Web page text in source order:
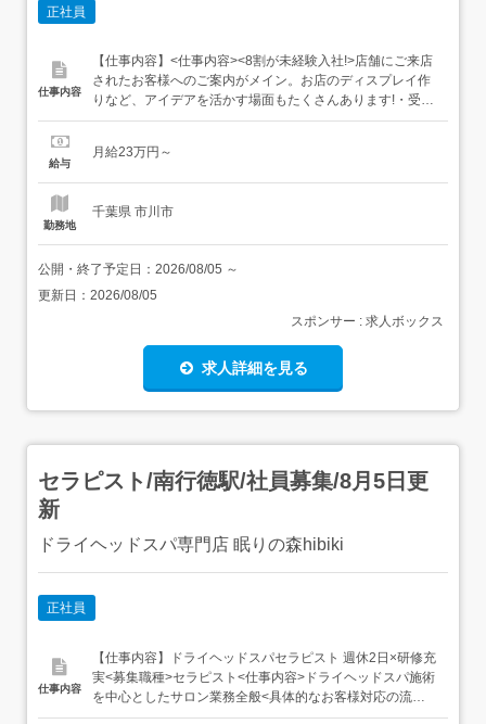
正社員
仕事内容
【仕事内容】<仕事内容><8割が未経験入社!>店舗にご来店
されたお客様へのご案内がメイン。お店のディスプレイ作
りなど、アイデアを活かす場面もたくさんあります!・受
付、接客・お客様のご要望をお伺い・プランやサービス、
成、店舗のイベント企画・開店準備・閉店作業 など<雇入
給与
月給23万円～
勤務地
千葉県 市川市
公開・終了予定日： 2026/08/05 ～
更新日： 2026/08/05
スポンサー : 求人ボックス
求人詳細を見る
セラピスト/南行徳駅/社員募集/8月5日更
新
ドライヘッドスパ専門店 眠りの森hibiki
正社員
仕事内容
【仕事内容】ドライヘッドスパセラピスト 週休2日×研修充
実<募集職種>セラピスト<仕事内容>ドライヘッドスパ施術
を中心としたサロン業務全般<具体的なお客様対応の流れ
>1受付・カウンセリング ご来店のお客様を笑顔でお迎え